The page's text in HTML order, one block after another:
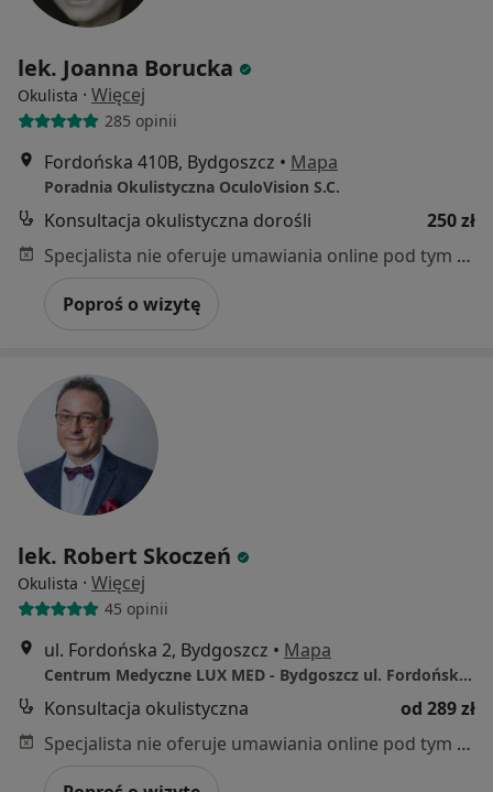
lek. Joanna Borucka
Okulista · Więcej
285 opinii
Fordońska 410B, Bydgoszcz • Mapa
Poradnia Okulistyczna OculoVision S.C.
Konsultacja okulistyczna dorośli
250 zł
Specjalista nie oferuje umawiania online pod tym adresem.
Poproś o wizytę
lek. Robert Skoczeń
Okulista · Więcej
45 opinii
ul. Fordońska 2, Bydgoszcz • Mapa
Centrum Medyczne LUX MED - Bydgoszcz ul. Fordońska 2
Konsultacja okulistyczna
od 289 zł
Specjalista nie oferuje umawiania online pod tym adresem.